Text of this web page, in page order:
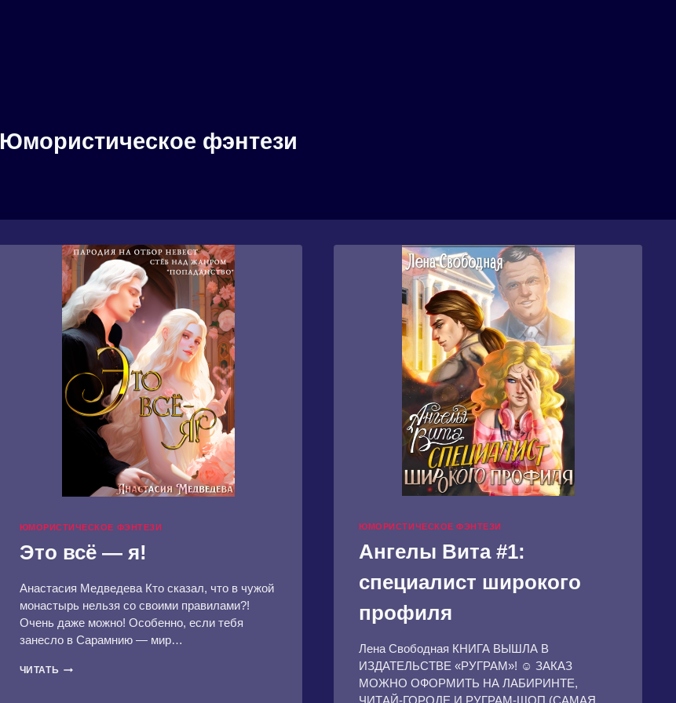
Юмористическое фэнтези
ЮМОРИСТИЧЕСКОЕ ФЭНТЕЗИ
Это всё — я!
Анастасия Медведева Кто сказал, что в чужой
монастырь нельзя со своими правилами?!
Очень даже можно! Особенно, если тебя
занесло в Сарамнию — мир…
ЧИТАТЬ ЭТО
ЮМОРИСТИЧЕСКОЕ ФЭНТЕЗИ
Ангелы Вита #1:
специалист широкого
профиля
Лена Свободная КНИГА ВЫШЛА В
ИЗДАТЕЛЬСТВЕ «РУГРАМ»! ☺️ ЗАКАЗ
МОЖНО ОФОРМИТЬ НА ЛАБИРИНТЕ,